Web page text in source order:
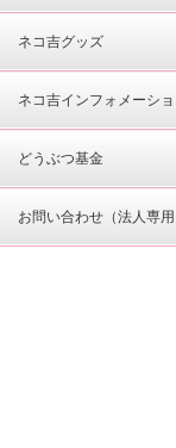
ネコ吉グッズ
ネコ吉インフォメーシ
どうぶつ基金
お問い合わせ（法人専用